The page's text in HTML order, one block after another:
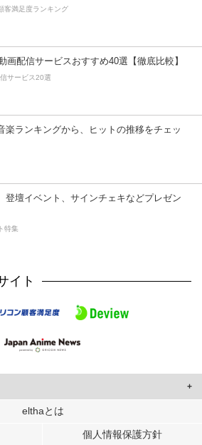
客満足度ランキング
画配信サービスおすすめ40選【徹底比較】
サービス20選
楽ランキングから、ヒットの推移をチェッ
登壇イベント、サインチェキなどプレゼン
特集
イト
して、ユーザーに合わせたコンテンツや広告の
elthaとは
個人情報保護方針